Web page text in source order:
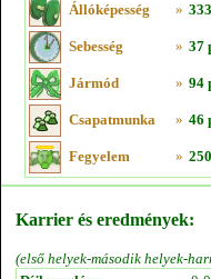
Állóképesség »
Sebesség » 37
Jármód » 94
Csapatmunka » 46
Fegyelem »
Karrier és eredmények:
(első helyek-második helyek-